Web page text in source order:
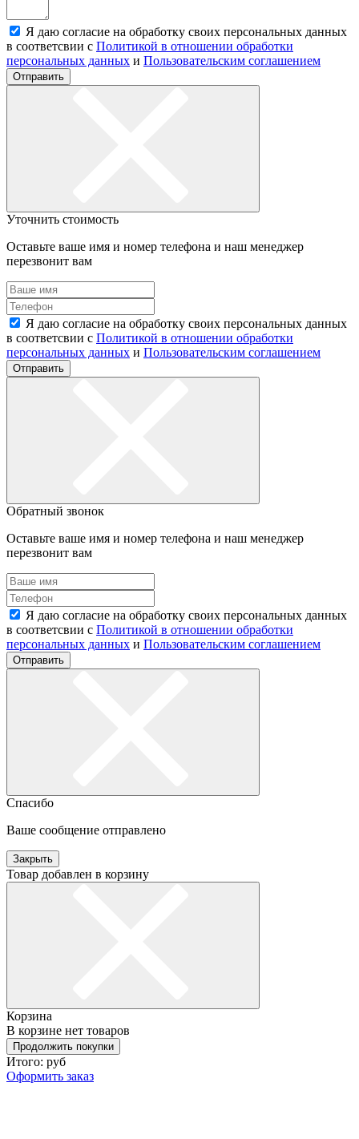
Я даю согласие на обработку своих персональных данных
в соответсвии с Политикой в отношении обработки
персональных данных и Пользовательским соглашением
Отправить
Уточнить стоимость
Оставьте ваше имя и номер телефона и наш менеджер
перезвонит вам
Я даю согласие на обработку своих персональных данных
в соответсвии с Политикой в отношении обработки
персональных данных и Пользовательским соглашением
Отправить
Обратный звонок
Оставьте ваше имя и номер телефона и наш менеджер
перезвонит вам
Я даю согласие на обработку своих персональных данных
в соответсвии с Политикой в отношении обработки
персональных данных и Пользовательским соглашением
Отправить
Спасибо
Ваше сообщение отправлено
Закрыть
Товар добавлен в корзину
Корзина
В корзине нет товаров
Продолжить покупки
Итого: руб
Оформить заказ